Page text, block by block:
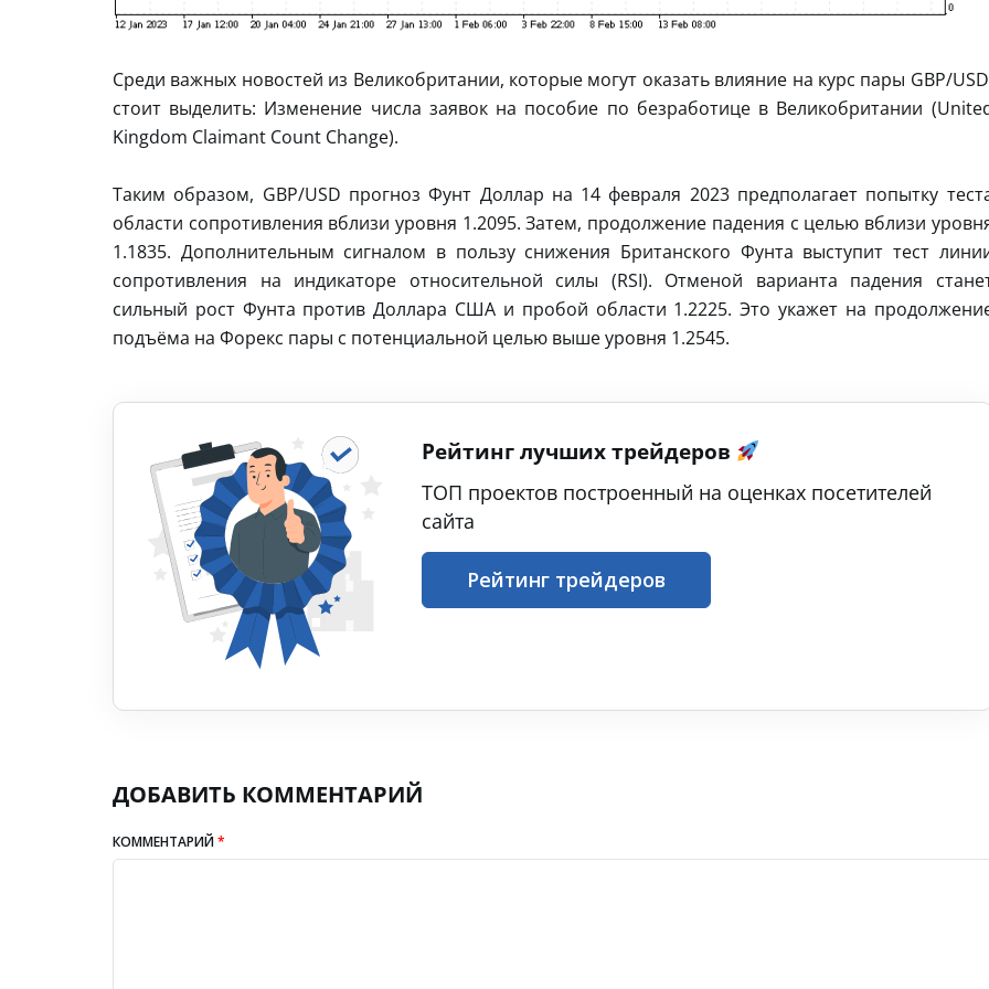
Среди важных новостей из Великобритании, которые могут оказать влияние на курс пары GBP/
стоит выделить: Изменение числа заявок на пособие по безработице в Великобритании
Kingdom Claimant Count Change).
Таким образом, GBP/USD прогноз Фунт Доллар на 14 февраля 2023 предполагает попытку
области сопротивления вблизи уровня 1.2095. Затем, продолжение падения с целью вблизи
1.1835. Дополнительным сигналом в пользу снижения Британского Фунта выступит тест
сопротивления на индикаторе относительной силы (RSI). Отменой варианта падения
сильный рост Фунта против Доллара США и пробой области 1.2225. Это укажет на
подъёма на Форекс пары с потенциальной целью выше уровня 1.2545.
Рейтинг лучших трейдеров
ТОП проектов построенный на оценках посетителей
сайта
Рейтинг трейдеров
ДОБАВИТЬ КОММЕНТАРИЙ
КОММЕНТАРИЙ*